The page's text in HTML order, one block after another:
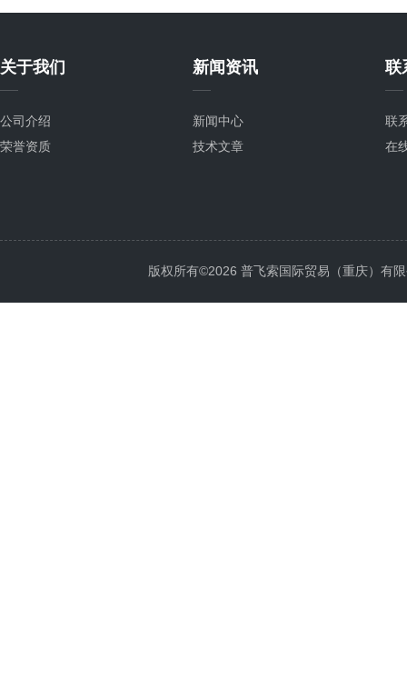
关于我们
公司介绍
荣誉资质
新闻资讯
新闻中心
技术文章
联
联
在
版权所有©2026 普飞索国际贸易（重庆）有